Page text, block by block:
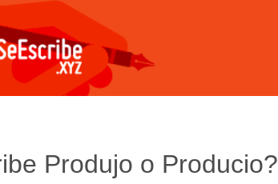
Produjo o Producio?